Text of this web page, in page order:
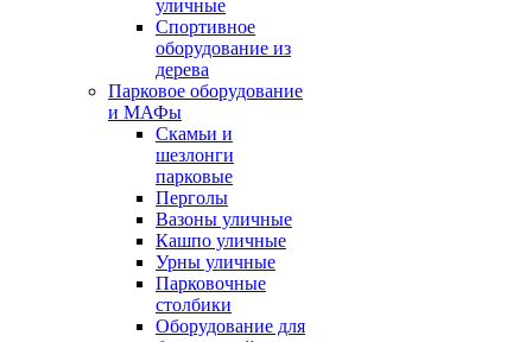
уличные
Спортивное
оборудование из
дерева
Парковое оборудование
и МАФы
Скамьи и
шезлонги
парковые
Перголы
Вазоны уличные
Кашпо уличные
Урны уличные
Парковочные
столбики
Оборудование для